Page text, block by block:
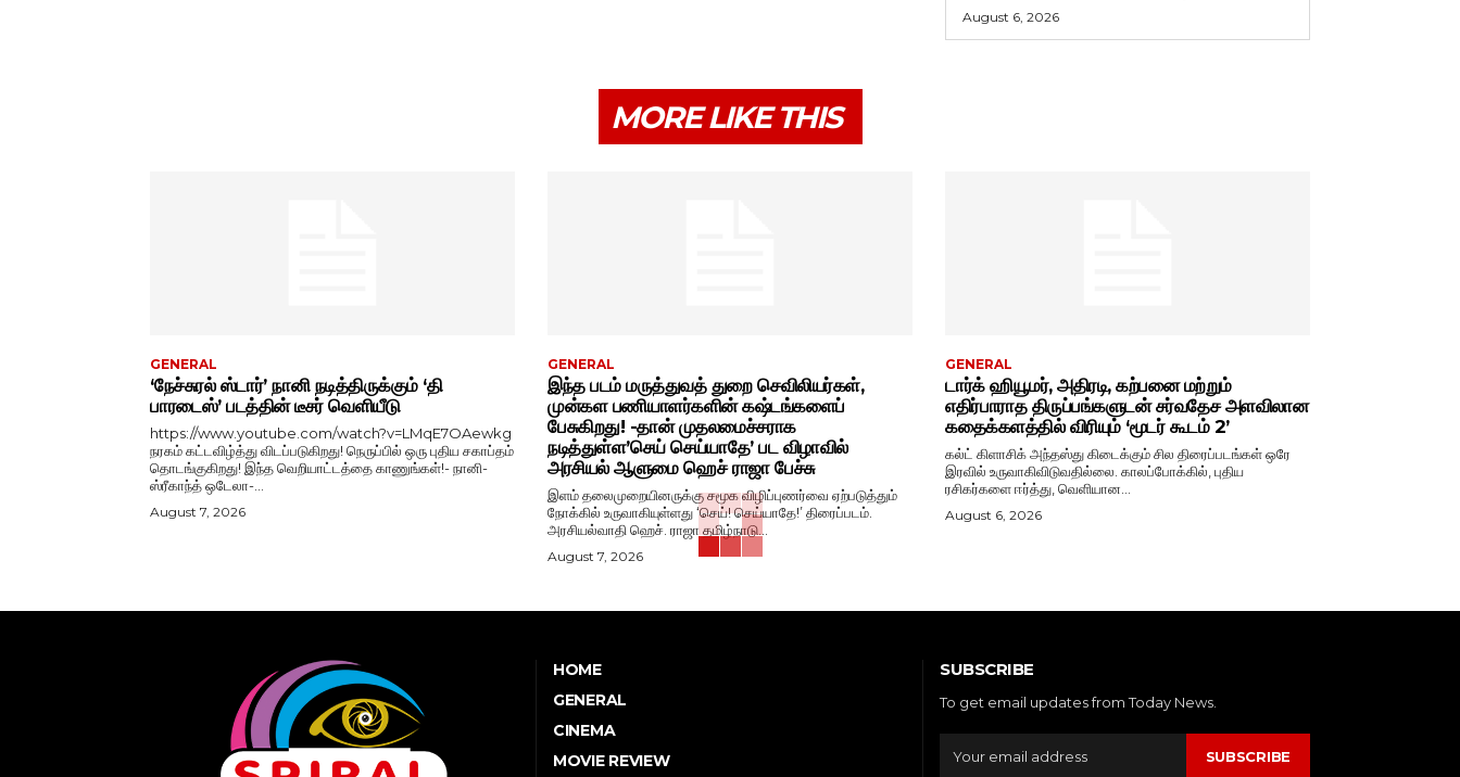
August 6, 2026
MORE LIKE THIS
GENERAL
‘நேச்சுரல் ஸ்டார்’ நானி நடித்திருக்கும் ‘தி
பாரடைஸ்’ படத்தின் டீசர் வெளியீடு
https://www.youtube.com/watch?v=LMqE7OAewkg
நரகம் கட்டவிழ்த்து விடப்படுகிறது! நெருப்பில் ஒரு புதிய சகாப்தம்
தொடங்குகிறது! இந்த வெறியாட்டத்தை காணுங்கள்!- நானி-
ஸ்ரீகாந்த் ஒடேலா-...
August 7, 2026
GENERAL
இந்த படம் மருத்துவத் துறை செவிலியர்கள்,
முன்கள பணியாளர்களின் கஷ்டங்களைப்
பேசுகிறது! -தான் முதலமைச்சராக
நடித்துள்ள’செய் செய்யாதே’ பட விழாவில்
அரசியல் ஆளுமை ஹெச் ராஜா பேச்சு
இளம் தலைமுறையினருக்கு சமூக விழிப்புணர்வை ஏற்படுத்தும்
நோக்கில் உருவாகியுள்ளது ‘செய்! செய்யாதே!’ திரைப்படம்.
அரசியல்வாதி ஹெச். ராஜா தமிழ்நாடு...
August 7, 2026
GENERAL
டார்க் ஹியூமர், அதிரடி, கற்பனை மற்றும்
எதிர்பாராத திருப்பங்களுடன் சர்வதேச அளவிலான
கதைக்களத்தில் விரியும் ‘மூடர் கூடம் 2’
கல்ட் கிளாசிக் அந்தஸ்து கிடைக்கும் சில திரைப்படங்கள் ஒரே
இரவில் உருவாகிவிடுவதில்லை. காலப்போக்கில், புதிய
ரசிகர்களை ஈர்த்து, வெளியான...
August 6, 2026
HOME
GENERAL
CINEMA
MOVIE REVIEW
SUBSCRIBE
To get email updates from Today News.
SUBSCRIBE